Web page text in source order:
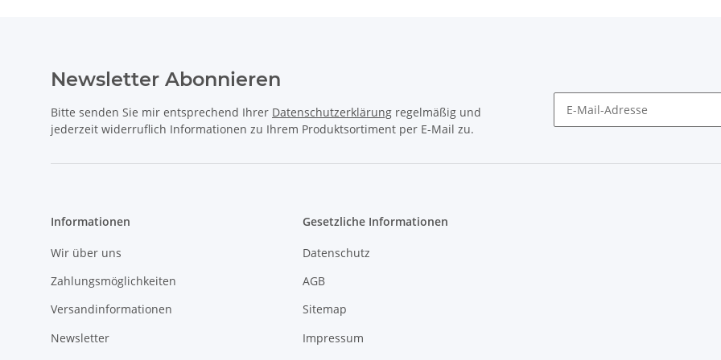
Newsletter Abonnieren
Bitte senden Sie mir entsprechend Ihrer Datenschutzerklärung regelmäßig und
jederzeit widerruflich Informationen zu Ihrem Produktsortiment per E-Mail zu.
Informationen
Wir über uns
Zahlungsmöglichkeiten
Versandinformationen
Newsletter
Gesetzliche Informationen
Datenschutz
AGB
Sitemap
Impressum